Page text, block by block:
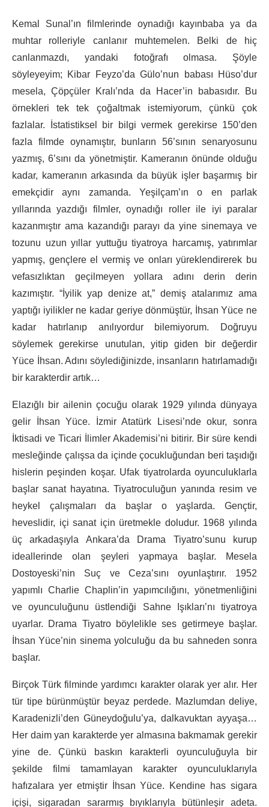
Kemal Sunal’ın filmlerinde oynadığı kayınbaba ya da
muhtar rolleriyle canlanır muhtemelen. Belki de hiç
canlanmazdı, yandaki fotoğrafı olmasa. Şöyle
söyleyeyim; Kibar Feyzo’da Gülo’nun babası Hüso’dur
mesela, Çöpçüler Kralı’nda da Hacer’in babasıdır. Bu
örnekleri tek tek çoğaltmak istemiyorum, çünkü çok
fazlalar. İstatistiksel bir bilgi vermek gerekirse 150’den
fazla filmde oynamıştır, bunların 56’sının senaryosunu
yazmış, 6’sını da yönetmiştir. Kameranın önünde olduğu
kadar, kameranın arkasında da büyük işler başarmış bir
emekçidir aynı zamanda. Yeşilçam’ın o en parlak
yıllarında yazdığı filmler, oynadığı roller ile iyi paralar
kazanmıştır ama kazandığı parayı da yine sinemaya ve
tozunu uzun yıllar yuttuğu tiyatroya harcamış, yatırımlar
yapmış, gençlere el vermiş ve onları yüreklendirerek bu
vefasızlıktan geçilmeyen yollara adını derin derin
kazımıştır. “İyilik yap denize at,” demiş atalarımız ama
yaptığı iyilikler ne kadar geriye dönmüştür, İhsan Yüce ne
kadar hatırlanıp anılıyordur bilemiyorum. Doğruyu
söylemek gerekirse unutulan, yitip giden bir değerdir
Yüce İhsan. Adını söylediğinizde, insanların hatırlamadığı
bir karakterdir artık…
Elazığlı bir ailenin çocuğu olarak 1929 yılında dünyaya
gelir İhsan Yüce. İzmir Atatürk Lisesi’nde okur, sonra
İktisadi ve Ticari İlimler Akademisi’ni bitirir. Bir süre kendi
mesleğinde çalışsa da içinde çocukluğundan beri taşıdığı
hislerin peşinden koşar. Ufak tiyatrolarda oyunculuklarla
başlar sanat hayatına. Tiyatroculuğun yanında resim ve
heykel çalışmaları da başlar o yaşlarda. Gençtir,
heveslidir, içi sanat için üretmekle doludur. 1968 yılında
üç arkadaşıyla Ankara’da Drama Tiyatro’sunu kurup
ideallerinde olan şeyleri yapmaya başlar. Mesela
Dostoyeski’nin Suç ve Ceza’sını oyunlaştırır. 1952
yapımlı Charlie Chaplin’in yapımcılığını, yönetmenliğini
ve oyunculuğunu üstlendiği Sahne Işıkları’nı tiyatroya
uyarlar. Drama Tiyatro böylelikle ses getirmeye başlar.
İhsan Yüce’nin sinema yolculuğu da bu sahneden sonra
başlar.
Birçok Türk filminde yardımcı karakter olarak yer alır. Her
tür tipe bürünmüştür beyaz perdede. Mazlumdan deliye,
Karadenizli’den Güneydoğulu’ya, dalkavuktan ayyaşa…
Her daim yan karakterde yer almasına bakmamak gerekir
yine de. Çünkü baskın karakterli oyunculuğuyla bir
şekilde filmi tamamlayan karakter oyunculuklarıyla
hafızalara yer etmiştir İhsan Yüce. Kendine has sigara
içişi, sigaradan sararmış bıyıklarıyla bütünleşir adeta.